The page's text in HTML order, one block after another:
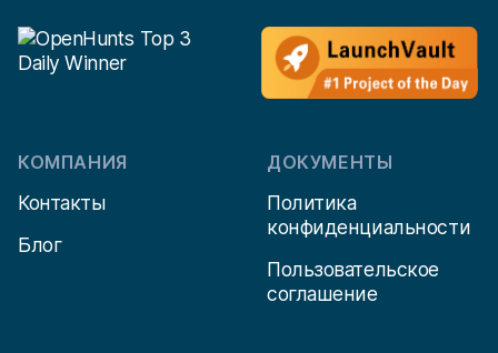
КОМПАНИЯ
Контакты
Блог
ДОКУМЕНТЫ
Политика
конфиденциальности
Пользовательское
соглашение